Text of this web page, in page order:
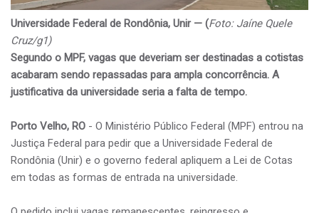
Universidade Federal de Rondônia, Unir — (Foto: Jaíne Quele
Cruz/g1)
Segundo o MPF, vagas que deveriam ser destinadas a cotistas
acabaram sendo repassadas para ampla concorrência. A
justificativa da universidade seria a falta de tempo.
Porto Velho, RO - O Ministério Público Federal (MPF) entrou na
Justiça Federal para pedir que a Universidade Federal de
Rondônia (Unir) e o governo federal apliquem a Lei de Cotas
em todas as formas de entrada na universidade.